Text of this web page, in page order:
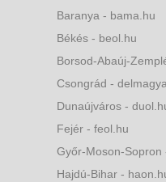
Baranya - bama.hu
Békés - beol.hu
Borsod-Abaúj-
Csongrád -
Dunaújváros -
Fejér - feol.hu
Győr-Moson-Sopron
Hajdú-Bihar -